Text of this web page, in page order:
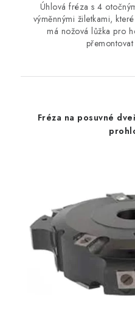
Úhlová fréza s 4
výměnnými žiletkami,
má nožová lůžka pro
Fréza na posuvné